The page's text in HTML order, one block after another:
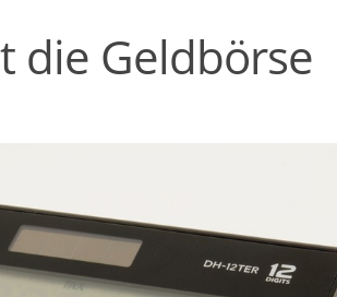
die Geldbörse